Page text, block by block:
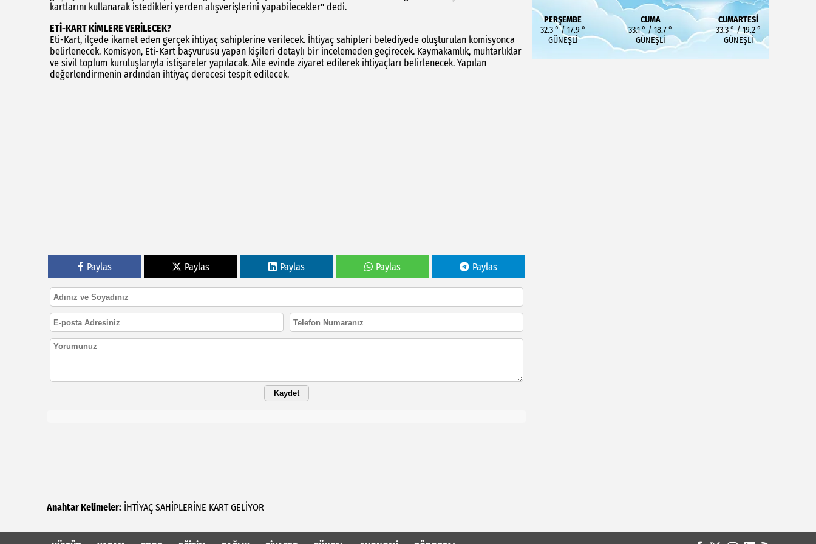
kartlarını kullanarak istedikleri yerden alışverişlerini yapabilecekler" dedi.
ETİ-KART KİMLERE VERİLECEK?
Eti-Kart, ilçede ikamet eden gerçek ihtiyaç sahiplerine verilecek. İhtiyaç sahipleri belediyede oluşturulan komisyonca
belirlenecek. Komisyon, Eti-Kart başvurusu yapan kişileri detaylı bir incelemeden geçirecek. Kaymakamlık, muhtarlıklar
ve sivil toplum kuruluşlarıyla istişareler yapılacak. Aile evinde ziyaret edilerek ihtiyaçları belirlenecek. Yapılan
değerlendirmenin ardından ihtiyaç derecesi tespit edilecek.
Paylas Paylas Paylas Paylas Paylas
Kaydet
Anahtar Kelimeler: İHTİYAÇ SAHİPLERİNE KART GELİYOR
PERŞEMBE
32.3 ° / 17.9 °
GÜNEŞLI
CUMA
33.1 ° / 18.7 °
GÜNEŞLI
CUMARTESI
33.3 ° / 19.2 °
GÜNEŞLI